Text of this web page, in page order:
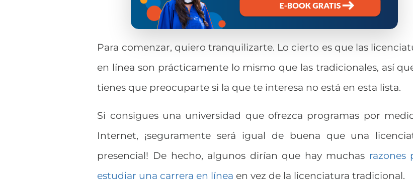
Para comenzar, quiero tranquilizarte. Lo cierto es que las
en línea son prácticamente lo mismo que las tradicionales, así
tienes que preocuparte si la que te interesa no está en esta lista.
Si consigues una universidad que ofrezca programas por
Internet, ¡seguramente será igual de buena que una
presencial! De hecho, algunos dirían que hay muchas razones
estudiar una carrera en línea en vez de la licenciatura tradicional.